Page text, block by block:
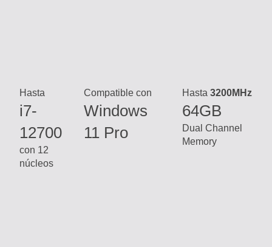
i7-
12700
con 12
núcleos
Windows
11 Pro
64GB
Dual Channel
Memory